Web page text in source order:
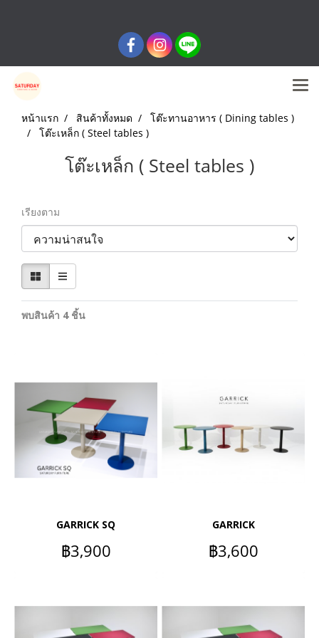
หน้าแรก สินค้าทั้งหมด
โต๊ะทานอาหาร ( Dining tables )
โต๊ะเหล็ก ( Steel tables )
โต๊ะเหล็ก ( Steel tables )
เรียงตาม
พบสินค้า 4 ชิ้น
GARRICK SQ
฿3,900
GARRICK
฿3,600